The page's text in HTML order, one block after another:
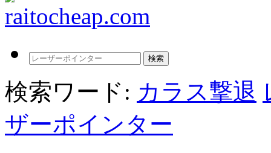
検索ワード: カラス撃退
ザーポインター